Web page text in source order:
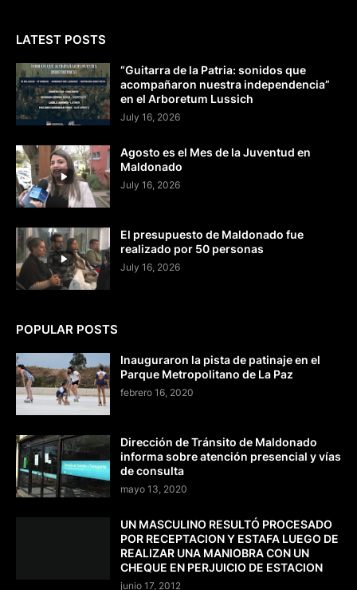
LATEST POSTS
“Guitarra de la Patria: sonidos que
acompañaron nuestra independencia”
en el Arboretum Lussich
July 16, 2026
Agosto es el Mes de la Juventud en
Maldonado
July 16, 2026
El presupuesto de Maldonado fue
realizado por 50 personas
July 16, 2026
POPULAR POSTS
Inauguraron la pista de patinaje en el
Parque Metropolitano de La Paz
febrero 16, 2020
Dirección de Tránsito de Maldonado
informa sobre atención presencial y vías
de consulta
mayo 13, 2020
UN MASCULINO RESULTÓ PROCESADO
POR RECEPTACION Y ESTAFA LUEGO DE
REALIZAR UNA MANIOBRA CON UN
CHEQUE EN PERJUICIO DE ESTACION
junio 17, 2012